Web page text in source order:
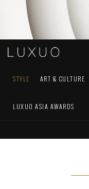
STYLE ART & CULTURE
LUXUO ASIA AWARDS